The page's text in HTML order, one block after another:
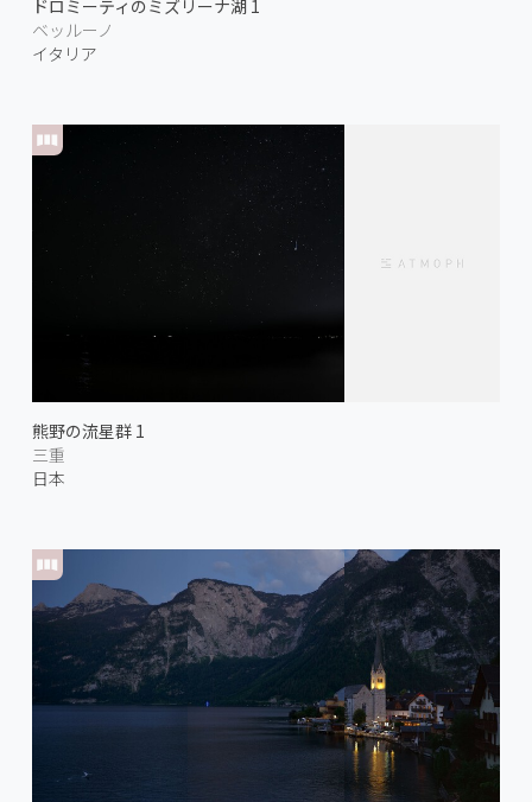
ドロミーティのミズリーナ湖 1
ベッルーノ
イタリア
熊野の流星群 1
三重
日本